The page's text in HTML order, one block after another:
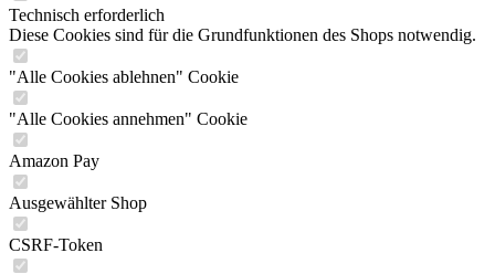
Technisch erforderlich
Diese Cookies sind für die Grundfunktionen des Shops notwendig.
"Alle Cookies ablehnen" Cookie
"Alle Cookies annehmen" Cookie
Amazon Pay
Ausgewählter Shop
CSRF-Token